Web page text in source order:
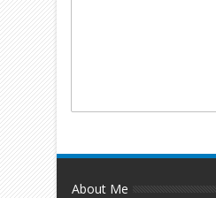
About Me